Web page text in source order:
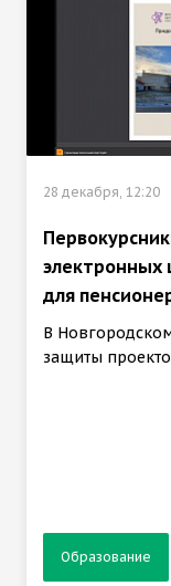
28 декабря, 12:20
электронных
для
В
защиты
Образование